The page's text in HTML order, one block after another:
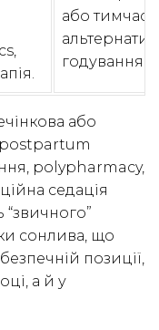
або
годування.
або
postpartum
polypharmacy,
седація
“звичного”
сонлива, що
позиції,
а й у